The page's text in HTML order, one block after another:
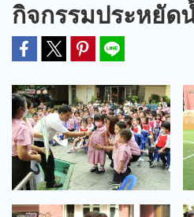
กิจกรรมประหยัด